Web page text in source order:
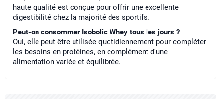
haute qualité est conçue pour offrir une excellente
digestibilité chez la majorité des sportifs.
Peut-on consommer Isobolic Whey tous les jours ?
Oui, elle peut être utilisée quotidiennement pour compléter
les besoins en protéines, en complément d'une
alimentation variée et équilibrée.